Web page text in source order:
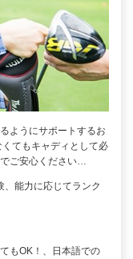
ようにサポートするお
てもキャディとして必
ご安心ください…
能力に応じてランク
もOK！、日本語での